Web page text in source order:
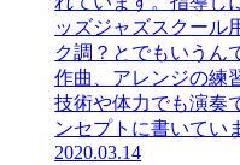
ッズジャズスクール
ク調？とでもいうん
作曲、アレンジの練
技術や体力でも演奏
ンセプトに書いてい
2020.03.14